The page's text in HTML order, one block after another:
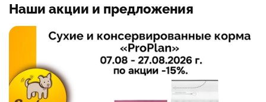
Наши акции и предложения